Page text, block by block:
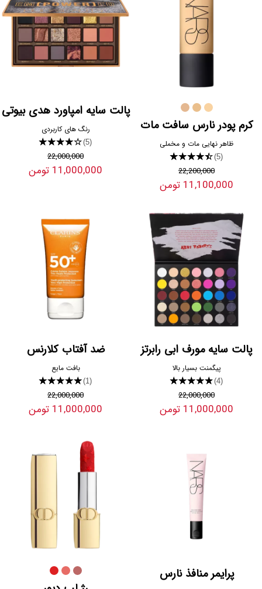
کرم پودر نارس سافت مات
ظاهر نهایی مات و مخملی
★★★★★(5)
22,200,000
11,100,000 تومن
پالت سایه امپاورد هدی بیوتی
رنگ های کاربردی
★★★★★(5)
22,000,000
11,000,000 تومن
پالت سایه مورف ابی رابرتز
پیگمنت بسیار بالا
★★★★★(4)
22,000,000
11,000,000 تومن
ضد آفتاب کلارنس
بافت مایع
★★★★★(1)
22,000,000
11,000,000 تومن
پرایمر منافذ نارس